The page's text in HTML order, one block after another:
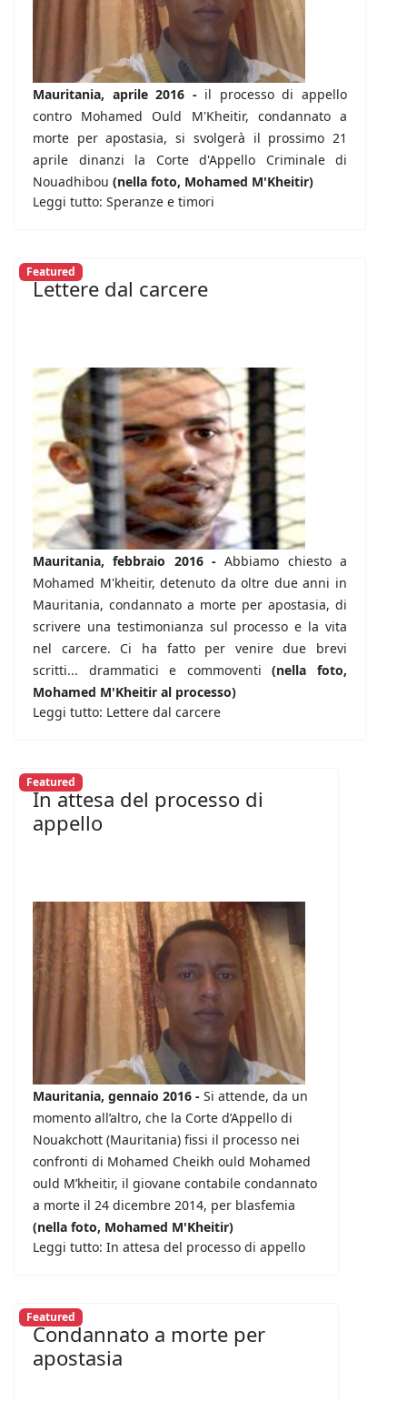
Mauritania, aprile 2016 - il processo di appello
contro Mohamed Ould M'Kheitir, condannato a
morte per apostasia, si svolgerà il prossimo 21
aprile dinanzi la Corte d'Appello Criminale di
Nouadhibou (nella foto, Mohamed M'Kheitir)
Leggi tutto: Speranze e timori
Featured
Lettere dal carcere
Mauritania, febbraio 2016 - Abbiamo chiesto a
Mohamed M'kheitir, detenuto da oltre due anni in
Mauritania, condannato a morte per apostasia, di
scrivere una testimonianza sul processo e la vita
nel carcere. Ci ha fatto per venire due brevi
scritti... drammatici e commoventi(nella foto,
Mohamed M'Kheitir al processo)
Leggi tutto: Lettere dal carcere
Featured
In attesa del processo di
appello
Mauritania, gennaio 2016 - Si attende, da un
momento all’altro, che la Corte d’Appello di
Nouakchott (Mauritania) fissi il processo nei
confronti di Mohamed Cheikh ould Mohamed
ould M’kheitir, il giovane contabile condannato
a morte il 24 dicembre 2014, per blasfemia
(nella foto, Mohamed M'Kheitir)
Leggi tutto: In attesa del processo di appello
Featured
Condannato a morte per
apostasia